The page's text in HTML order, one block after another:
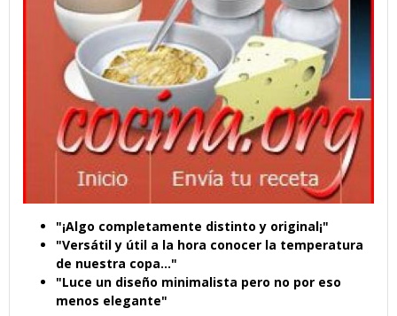
"¡Algo completamente distinto y original¡"
"Versátil y útil a la hora conocer la temperatura
de nuestra copa..."
"Luce un diseño minimalista pero no por eso
menos elegante"